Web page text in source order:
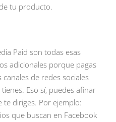
tu producto.
Paid son todas esas
adicionales porque pagas
de redes sociales
Eso sí, puedes afinar
te diriges. Por ejemplo:
que buscan en Facebook